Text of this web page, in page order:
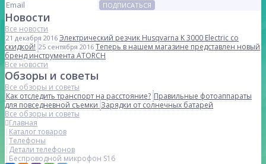
ПОДПИСАТЬСЯ
Новости
Все новости
21 декабря 2016 Электрический резчик Husqvarna K 3000 Electric со
скидкой! 25 сентября 2016 Теперь в нашем магазине представлен новый
бренд инструмента ATORCH
Все новости
Обзоры и советы
Все обзоры и советы
Как отследить транспорт на расстояние? Правильные фотоаппараты
для повседневной съемкиЗарядки от солнечных батарей
Все обзоры и советы
Главная
Каталог товаров
Телефоны
Детали телефонов
Беспроводной микрофон S16